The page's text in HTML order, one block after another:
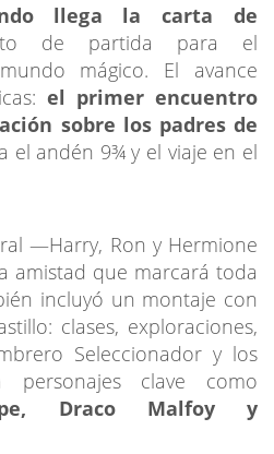
llega la carta de
de partida para el
mágico. El avance
el primer encuentro
sobre los padres de
el andén 9¾ y el viaje en el
—Harry, Ron y Hermione
amistad que marcará toda
incluyó un montaje con
clases, exploraciones,
Seleccionador y los
personajes clave como
Draco Malfoy y